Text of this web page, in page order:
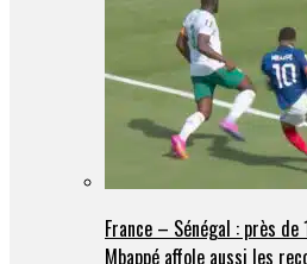
France – Sénégal : près
Mbappé affole aussi les